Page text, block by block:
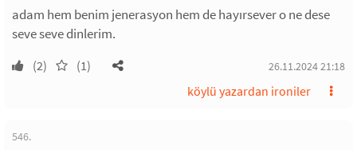
adam hem benim jenerasyon hem de hayırsever o ne dese
seve seve dinlerim.
(2) (1) 26.11.2024 21:18
köylü yazardan ironiler
546.